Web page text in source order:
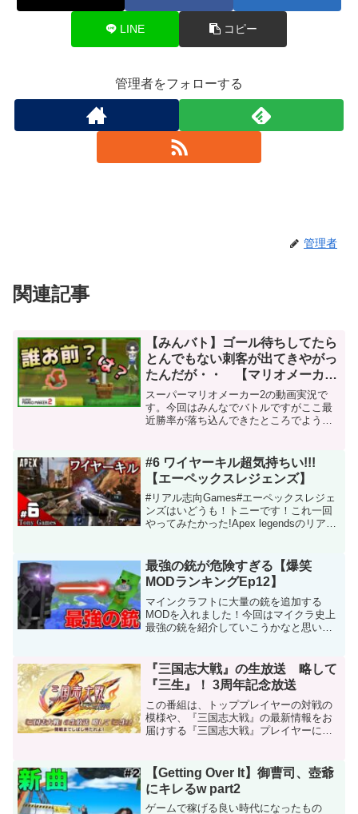
LINE コピー
管理者をフォローする
管理者
関連記事
【みんバト】ゴール待ちしてたら
とんでもない刺客が出てきやがっ
たんだが・・ 【マリオメーカー
2/マリメ２】
スーパーマリオメーカー2の動画実況で
す。今回はみんなでバトルですがここ最
近勝率が落ち込んできたところでようや
の動画を確認した上で指定の箇所に記入
事項を明記の上お願いしま...
#6 ワイヤーキル超気持ちい!!!
【エーペックスレジェンズ】
#リアル志向Games#エーペックスレジェ
ンズはいどうも！トニーです！これ一回
やってみたかった!Apex legendsのリアル
基づいて、より現実に寄せたプレイス
タ...
最強の銃が危険すぎる【爆笑
MODランキングEp12】
マインクラフトに大量の銃を追加する
MODを入れました！今回はマイクラ史上
最強の銃を紹介していこうかなと思いま
ぜんグッズ発売中です！ありがとう！み
んなの応援のおか...
『三国志大戦』の生放送 略して
『三生』！ 3周年記念放送
この番組は、トッププレイヤーの対戦の
模様や、『三国志大戦』の最新情報をお
届けする『三国志大戦』プレイヤーによ
ということで、いつもの放送内容と異な
り、“3周年記念コーナ...
【Getting Over It】御曹司、壺爺
にキレるw part2
ゲームで稼げる良い時代になったもの